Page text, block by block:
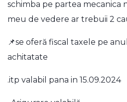
schimba pe partea mecanica
meu de vedere ar trebuii 2
📌se oferă fiscal taxele pe
achitatate
.itp valabil pana in 15.09.2024